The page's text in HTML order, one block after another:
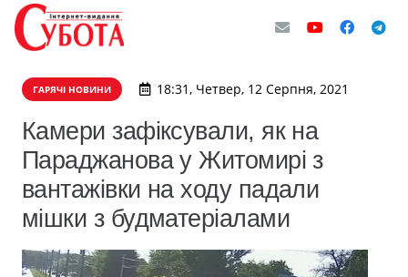
ГАРЯЧІ НОВИНИ 18:31, Четвер, 12 Серпня, 2021
​Камери зафіксували, як на
Параджанова у Житомирі з
вантажівки на ходу падали
мішки з будматеріалами